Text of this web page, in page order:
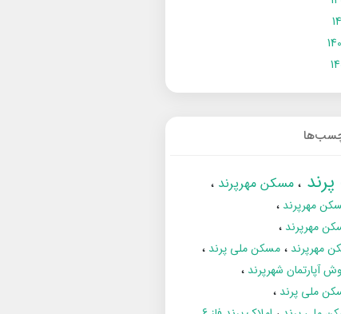
مسکن مهرپرند
مهرپرند
مهرپرند
مهرپرند
مسکن ملی پرند
آپارتمان شهرپرند
ملی پرند